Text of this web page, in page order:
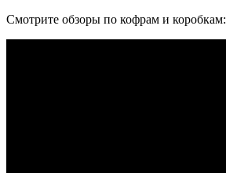
Смотрите обзоры по кофрам и коробкам: